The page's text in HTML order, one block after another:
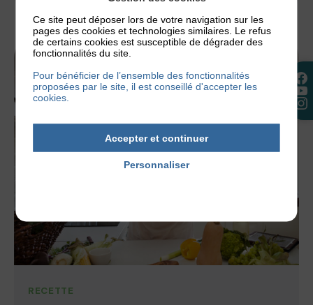
RECETTE
Ce site peut déposer lors de votre navigation sur les
pages des cookies et technologies similaires. Le refus
de certains cookies est susceptible de dégrader des
fonctionnalités du site.
Pour bénéficier de l’ensemble des fonctionnalités
proposées par le site, il est conseillé d'accepter les
cookies.
Accepter et continuer
Personnaliser